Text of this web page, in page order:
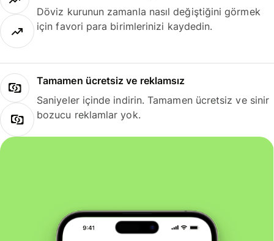
Döviz kurunun zamanla nasıl değiştiğini görmek
için favori para birimlerinizi kaydedin.
Tamamen ücretsiz ve reklamsız
Saniyeler içinde indirin. Tamamen ücretsiz ve sinir
bozucu reklamlar yok.